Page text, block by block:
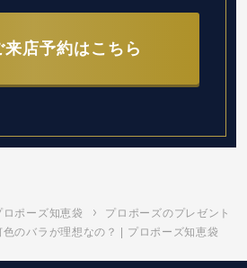
来店予約はこちら
ロポーズ知恵袋
プロポーズのプレゼント
のバラが理想なの？ | プロポーズ知恵袋